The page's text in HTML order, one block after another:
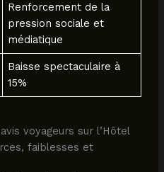
Renforcement de la
pression sociale et
médiatique
Baisse spectaculaire à
15%
voyageurs sur l’Hôtel
faiblesses et